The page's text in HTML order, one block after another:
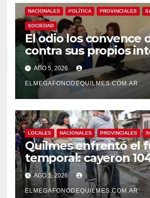
NACIONALES POLÍTICA PROVINCIALES
SOCIEDAD
El odio los convence
contra sus propios
Una Sociedad
grieta
AGO 5, 2026
ELMEGAFONODEQUILMES.COM.AR
LOCALES NACIONALES PROVINCIALES
Quilmes enfrentó el
temporal: cayeron
milímetros de lluvia
horas.
AGO 1, 2026
ELMEGAFONODEQUILMES.COM.AR